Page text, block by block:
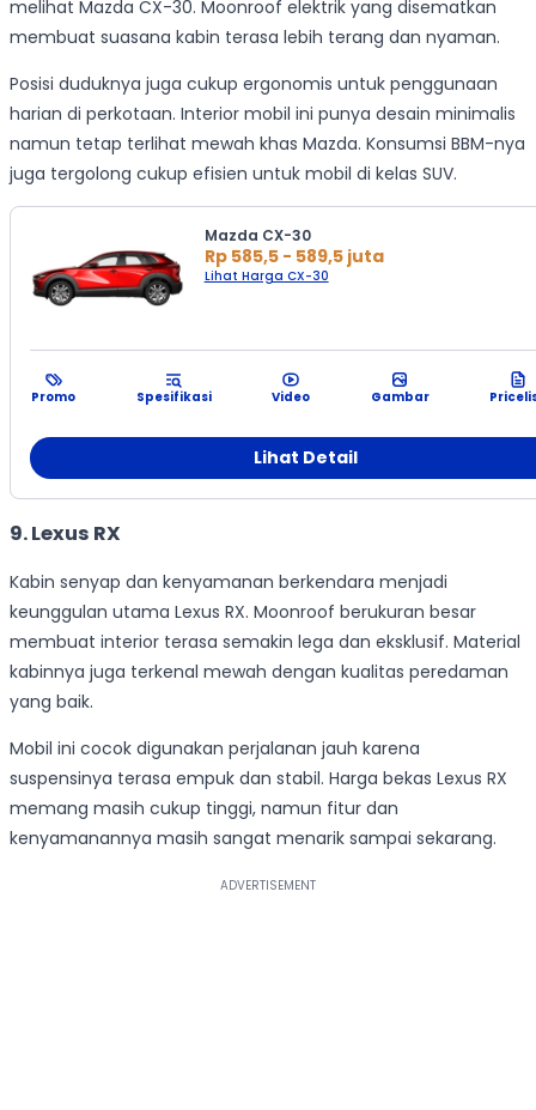
melihat Mazda CX-30. Moonroof elektrik yang disematkan
membuat suasana kabin terasa lebih terang dan nyaman.
Posisi duduknya juga cukup ergonomis untuk penggunaan
harian di perkotaan. Interior mobil ini punya desain minimalis
namun tetap terlihat mewah khas Mazda. Konsumsi BBM-nya
juga tergolong cukup efisien untuk mobil di kelas SUV.
Mazda CX-30
Rp 585,5 - 589,5 juta
Lihat Harga CX-30
Promo Spesifikasi Video Gambar
Lihat Detail
9. Lexus RX
Kabin senyap dan kenyamanan berkendara menjadi
keunggulan utama Lexus RX. Moonroof berukuran besar
membuat interior terasa semakin lega dan eksklusif. Material
kabinnya juga terkenal mewah dengan kualitas peredaman
yang baik.
Mobil ini cocok digunakan perjalanan jauh karena
suspensinya terasa empuk dan stabil. Harga bekas Lexus RX
memang masih cukup tinggi, namun fitur dan
kenyamanannya masih sangat menarik sampai sekarang.